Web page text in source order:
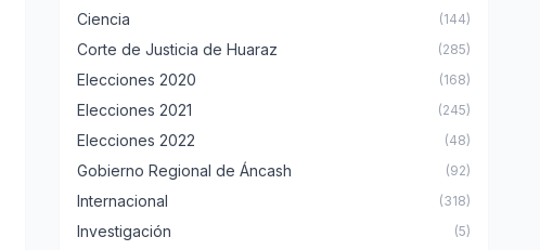
Ciencia (144)
Corte de Justicia de Huaraz (285)
Elecciones 2020 (168)
Elecciones 2021 (245)
Elecciones 2022 (48)
Gobierno Regional de Áncash (92)
Internacional (318)
Investigación (5)